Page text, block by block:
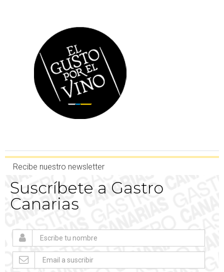
Recibe nuestro newsletter
Suscríbete a Gastro
Canarias